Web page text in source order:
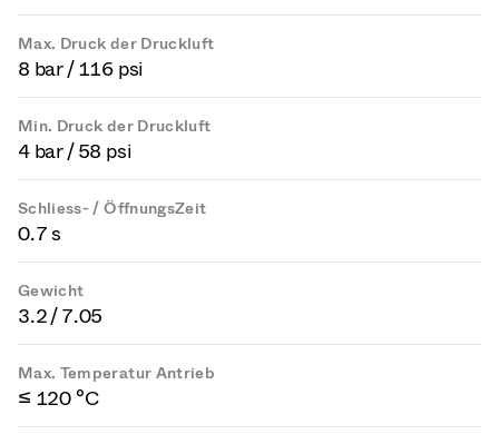
Max. Druck der Druckluft
8 bar / 116 psi
Min. Druck der Druckluft
4 bar / 58 psi
Schliess- / ÖffnungsZeit
0.7 s
Gewicht
3.2 / 7.05
Max. Temperatur Antrieb
≤ 120 °C